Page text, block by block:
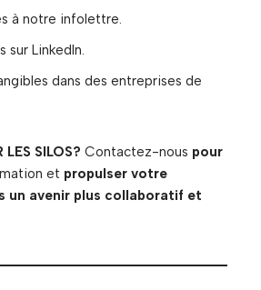
à notre infolettre.
sur LinkedIn.
dans des entreprises de
LES SILOS? Contactez-nous pour
et propulser votre
un avenir plus collaboratif et